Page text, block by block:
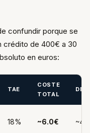
confundir porque se
crédito de 400€ a 30
en euros:
TAE
COSTE
TOTAL
18% ~6.0€